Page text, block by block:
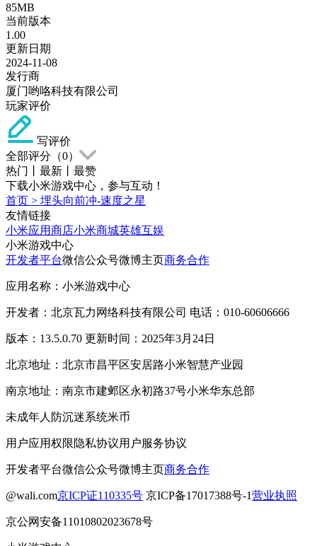
85MB
当前版本
1.00
更新日期
2024-11-08
发行商
厦门哟咯科技有限公司
玩家评价
写评价
全部评分（0）
热门
最新
最赞
下载小米游戏中心，参与互动！
首页 > 埋头向前冲-速度之星
友情链接
小米应用商店小米商城英雄互娱
小米游戏中心
开发者平台微信公众号微博主页商务合作
应用名称：小米游戏中心
开发者：北京瓦力网络科技有限公司 电话：010-60606666
版本：13.5.0.70 更新时间：2025年3月24日
北京地址：北京市昌平区安居路小米智慧产业园
南京地址：南京市建邺区永初路37号小米华东总部
未成年人防沉迷系统米币
用户应用权限隐私协议用户服务协议
开发者平台微信公众号微博主页商务合作
@wali.com京ICP证110335号 京ICP备17017388号-1营业执照
京公网安备11010802023678号